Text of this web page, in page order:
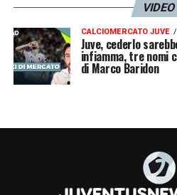
VIDEO
CALCIOMERCATO JUVE
Juve, cederlo
infiamma, tre nomi
di Marco Baridon